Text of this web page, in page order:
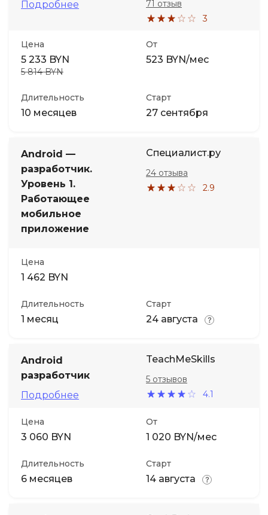
Подробнее
3
71 отзыв
Цена
5 233 BYN
5 814 BYN
От
523 BYN/мес
Длительность
10 месяцев
Старт
27 сентября
Android —
разработчик.
Уровень 1.
Работающее
мобильное
приложение
Специалист.ру
2.9
24 отзыва
Цена
1 462 BYN
Длительность
1 месяц
Старт
24 августа
Android
разработчик
Подробнее
TeachMeSkills
4.1
5 отзывов
Цена
3 060 BYN
От
1 020 BYN/мес
Длительность
6 месяцев
Старт
14 августа